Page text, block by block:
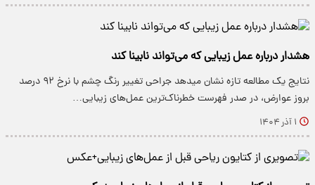
هشدار درباره عمل زیبایی که می‌تواند نابینا کند
نتایج یک مطالعه تازه نشان میدهد جراحی تغییر رنگ چشم با نرخ ۹۲ درصد
بروز عوارض، در صدر فهرست خطرناک‌ترین عمل‌های زیبایی…
۱ آذر ۱۴۰۴